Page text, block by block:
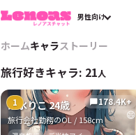
男性向け
ホームキャラストーリー
旅行好きキャラ: 21人
1 chat_bubble178.4K+
😄
清水りこ 24歳
旅行会社勤務のOL / 158cm